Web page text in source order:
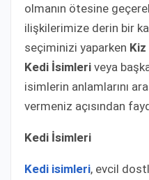
olmanın ötesine
ilişkilerimize derin bir
seçiminizi yaparken
Kedi İsimleri veya
isimlerin anlamlarını
vermeniz açısından
Kedi İsimleri
Kedi isimleri, evcil